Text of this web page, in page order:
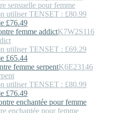
sensuelle pour femme
utiliser TENSET : £80.99
£76.49
K7W2S116
utiliser TENSET : £69.29
£65.44
K6E23146
utiliser TENSET : £80.99
£76.49
enchantée pour femme